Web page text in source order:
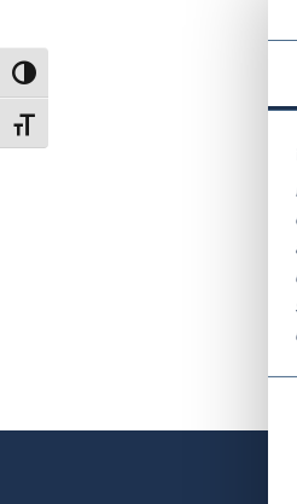
Alternar alto contraste
Alternar tamaño de letra